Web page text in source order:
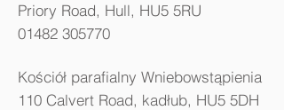
Priory Road, Hull, HU5 5RU
01482 305770
Kościół parafialny Wniebowstąpienia
110 Calvert Road, kadłub, HU5 5DH